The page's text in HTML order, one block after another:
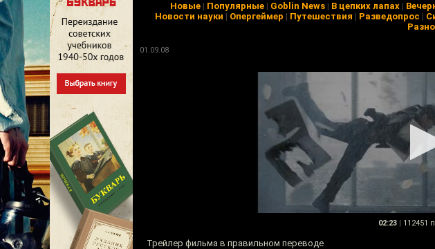
Новые | Популярные | Goblin News | В цепких лапах |
Новости науки | Опергеймер | Путешествия | Разведопрос |
01.09.08
02:23 | 112451
Трейлер фильма в правильном переводе